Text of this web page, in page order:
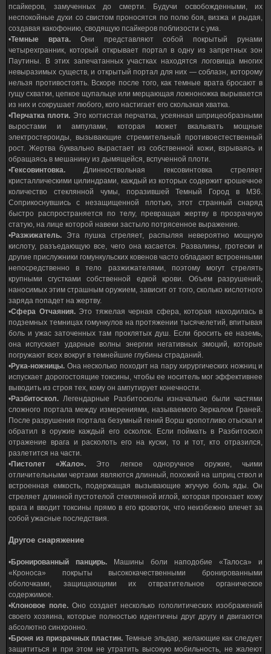
псайкеров, замученных до смерти. Будучи освобожденными, их
неспокойные духи со свистом проносятся по полю боя, визжа и рыдая,
создавая какофонию, сводящую псайкеров поблизости с ума.
•Темные врата.Они представляют собой покрытый рунами
четырехгранник, который открывает портал в одну из запретных зон
Паутины. В этих запечатанных участках находятся логовища многих
невыразимых существ, и открытый портал для них — соблазн, которому
нельзя противостоять. Вскоре после того, как темные врата бросают в
гущу схватки, цепкое щупальце или мерцающая ложноножка вырывается
из них и сокрушает любого, кого настигает его скользкая хватка.
•Перчатка плоти. Это когтистая перчатка, усеянная шприцеобразными
выростами и ампулами, которая может вкалывать мощные
электростероиды, вызывающие стремительный противоестественный
рост. Жертва буквально вырастает из собственной кожи, взрываясь и
обращаясь в мешанину из дымящейся, вспученной плоти.
•Гексовинтовка. Длинноствольная гексовинтовка стреляет
кристаллическими цилиндрами, каждый из которых содержит крошечное
количество стеклянной чумы, поразившей Темный Город в М36.
Соприкоснувшись с незащищенной плотью, этот странный снаряд
быстро распространяется по телу, превращая жертву в прозрачную
статую, на лице которой навеки застыло потрясенное выражение.
•Разжижатель. Эта пушка стреляет, распыляя невероятно мощную
кислоту, разъедающую все, чего она касается. Развалины, гротески и
другие прислужники гомункульских ковенов часто обладают встроенными
непосредственно в тело разжижателями, поэтому могут стрелять
крупными сгустками собственной едкой крови. Объем разрушений,
наносимых этим страшным оружием, зависит от того, сколько кислотного
заряда попадет на жертву.
•Сфера Отчаяния.Это тяжелая черная сфера, которая находилась в
подземных темницах гомункулов на протяжении тысячелетий, впитывая
боль и ужас заточенных там проклятых душ. Если бросить ее наземь,
она испускает ударные волны энергии негативных эмоций, которые
погружают всех вокруг в темнейшие глубины страданий.
•Рука-ножницы. Она несколько походит на пару хирургических ножниц и
испускает дорогостоящие токсины, чтобы ее носитель мог эффективнее
выводить из строя тех, кому он ампутирует конечности.
•Разбитоскол. Легендарные Разбитосколы изначально были частями
сложного портала между измерениями, называемого Зеркалом Граней.
После разрушения портала безумный гений Ворш кропотливо отыскал и
обратил в оружие каждый его осколок. Если поймать в Разбитоскол
отражение врага и расколоть его на куски, то и тот, кто отразился,
разлетится на части.
•Пистолет «Жало». Это легкое одноручное оружие, чьими
отличительными чертами являются длинный, похожий на шприц ствол и
встроенная емкость, подержащая вызывающие жгучую боль яды. Он
стреляет длинной пустотелой стеклянной иглой, которая пронзает кожу
врага и вводит токсины прямо в его кровоток, что неизбежно влечет за
собой ужасные последствия.
Другое снаряжение
•Бронированный панцирь. Машины боли наподобие «Талоса» и
«Кроноса» покрыты высококачественными бронированными
оболочками, защищающими их отвратительное органическое
содержимое.
•Клоновое поле.Оно создает несколько гололитических изображений
своего хозяина, которые полностью идентичны друг другу и двигаются
абсолютно синхронно.
•Броня из призрачных пластин. Темные эльдар, желающие как следует
защититься и при этом не утратить высокую мобильность, не жалеют